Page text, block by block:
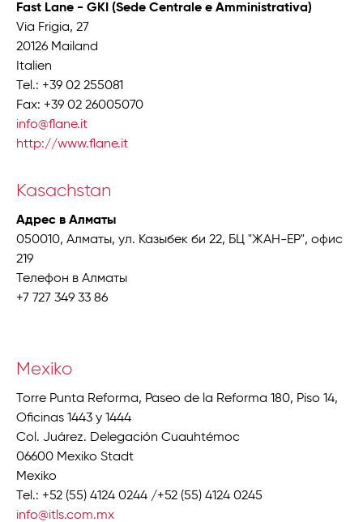
Fast Lane - GKI (Sede Centrale e Amministrativa)
Via Frigia, 27
20126 Mailand
Italien
Tel.: +39 02 255081
Fax: +39 02 26005070
info@flane.it
http://www.flane.it
Kasachstan
Адрес в Алматы
050010, Алматы, ул. Казыбек би 22, БЦ "ЖАН-ЕР", офис
219
Телефон в Алматы
+7 727 349 33 86
Mexiko
Torre Punta Reforma, Paseo de la Reforma 180, Piso 14,
Oficinas 1443 y 1444
Col. Juárez. Delegación Cuauhtémoc
06600 Mexiko Stadt
Mexiko
Tel.: +52 (55) 4124 0244 /+52 (55) 4124 0245
info@itls.com.mx